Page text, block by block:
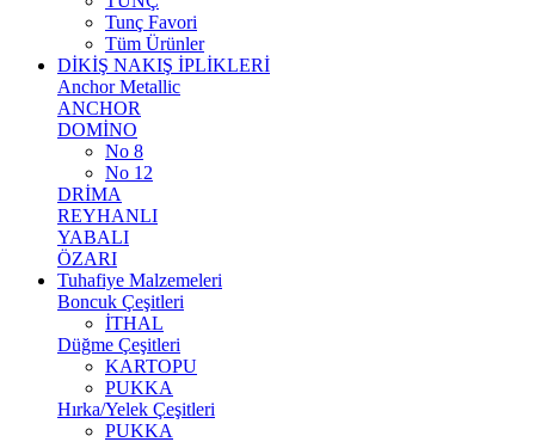
Tunç Favori
Tüm Ürünler
DİKİŞ NAKIŞ İPLİKLERİ
Anchor Metallic
ANCHOR
DOMİNO
No 8
No 12
DRİMA
REYHANLI
YABALI
ÖZARI
Tuhafiye Malzemeleri
Boncuk Çeşitleri
İTHAL
Düğme Çeşitleri
KARTOPU
PUKKA
Hırka/Yelek Çeşitleri
PUKKA